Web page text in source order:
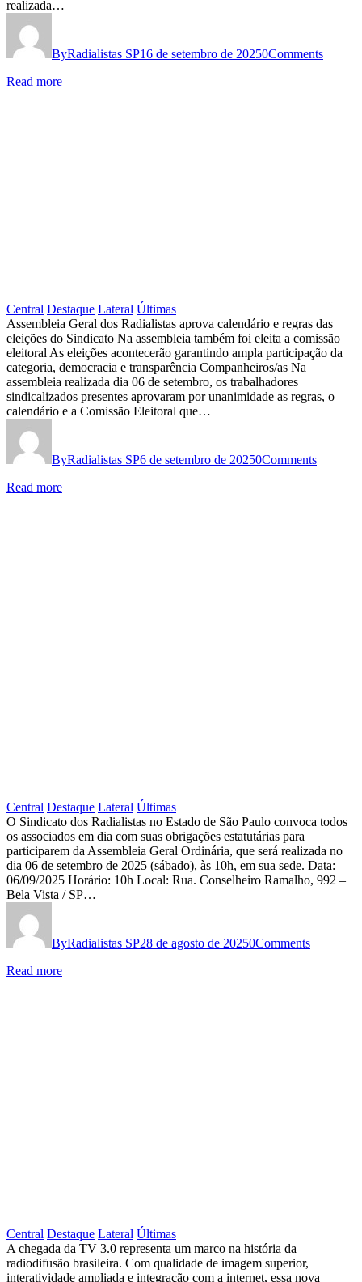
CHAPA
INSCRITA
PARA
AS
NA
CAPITAL
E
INTERIOR
realizada…
ByRadialistas SP16 de setembro de 20250Comments
Read more
Central Destaque Lateral Últimas
Assembleia
Geral
dos
Radialistas
aprova
calendário
e
regras
Assembleia Geral dos Radialistas aprova calendário e regras das
eleições do Sindicato Na assembleia também foi eleita a comissão
eleitoral As eleições acontecerão garantindo ampla participação da
categoria, democracia e transparência Companheiros/as Na
assembleia realizada dia 06 de setembro, os trabalhadores
sindicalizados presentes aprovaram por unanimidade as regras, o
calendário e a Comissão Eleitoral que…
ByRadialistas SP6 de setembro de 20250Comments
Read more
Central Destaque Lateral Últimas
ASSEMBLEIA
GERAL
ORDINÁRIA
–
DIA
6/9
O Sindicato dos Radialistas no Estado de São Paulo convoca todos
os associados em dia com suas obrigações estatutárias para
participarem da Assembleia Geral Ordinária, que será realizada no
dia 06 de setembro de 2025 (sábado), às 10h, em sua sede. Data:
06/09/2025 Horário: 10h Local: Rua. Conselheiro Ramalho, 992 –
Bela Vista / SP…
ByRadialistas SP28 de agosto de 20250Comments
Read more
Central Destaque Lateral Últimas
TV
3.0:
A chegada da TV 3.0 representa um marco na história da
radiodifusão brasileira. Com qualidade de imagem superior,
interatividade ampliada e integração com a internet, essa nova